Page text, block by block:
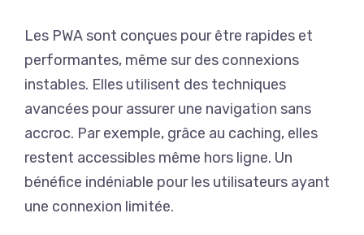
Les PWA sont conçues pour être rapides et
performantes, même sur des connexions
instables. Elles utilisent des techniques
avancées pour assurer une navigation sans
accroc. Par exemple, grâce au caching, elles
restent accessibles même hors ligne. Un
bénéfice indéniable pour les utilisateurs ayant
une connexion limitée.